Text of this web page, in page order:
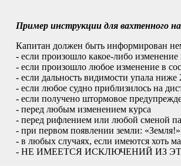
Пример инструкции для вахтенного
Капитан должен быть информирован
- если произошло какое-либо
- если произошло любое изменение в
- если дальность видимости упала ниже
- если любое судно приблизилось на
- если получено штормовое
- перед любым изменением курса
- перед рифлением или любой сменой
- при первом появлении земли:
- в любых случаях, если имеются хоть
- НЕ ИМЕЕТСЯ ИСКЛЮЧЕНИЙ ИЗ